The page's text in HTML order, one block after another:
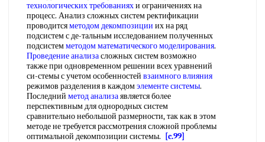
технологических требованияхи ограничениях на
процесс. Анализ сложных систем ректификации
проводитсяметодом декомпозиции их на ряд
подсистем с де-тальным исследованием полученных
подсистемметодом математического моделирования.
Проведение анализасложных систем возможно
также при одновременном решении всех уравнений
си-стемы с учетом особенностей взаимного влияния
режимов разделения в каждомэлементе системы.
Последний метод анализаявляется более
перспективным для однородных систем
сравнительно небольшой размерности, так как в этом
методе не требуется рассмотрения сложной проблемы
оптимальной декомпозиции системы.
[c.99]